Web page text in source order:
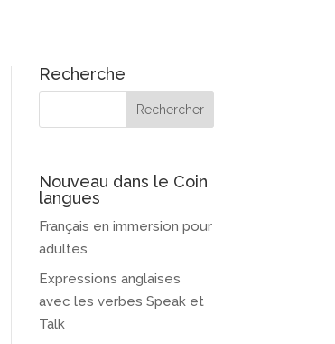
Recherche
Nouveau dans le Coin
langues
Français en immersion pour
adultes
Expressions anglaises
avec les verbes Speak et
Talk